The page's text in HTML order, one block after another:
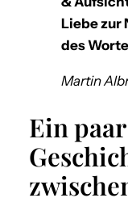
Liebe zur
des
Martin
Ein